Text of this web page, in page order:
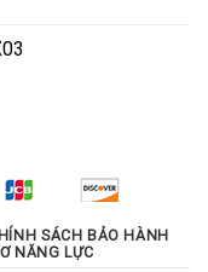
₫.
₫.
SÁCH BẢO HÀNH
NĂNG LỰC